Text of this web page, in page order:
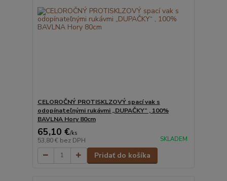
CELOROČNÝ PROTISKLZOVÝ spací vak s
odopínateľnými rukávmi „DUPAČKY“ , 100%
BAVLNA Hory 80cm
65,10 €/ks
53,80 € bez DPH SKLADEM
Pridať do košíka